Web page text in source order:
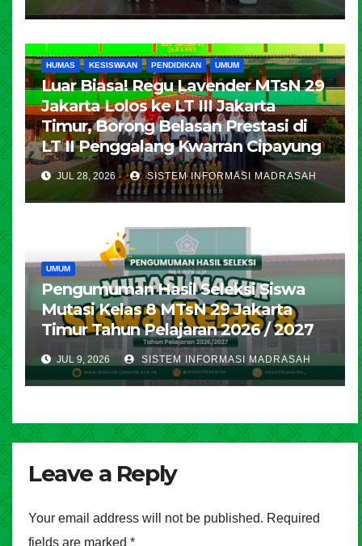
HUMAS KESISWAAN PENDIDIKAN UMUM
Luar Biasa! Regu Lavender MTsN 29
Jakarta Lolos ke LT III Jakarta
Timur, Borong Belasan Prestasi di
LT II Penggalang Kwarran Cipayung
JUL 28, 2026 SISTEM INFORMASI MADRASAH
UMUM
Pengumuman Hasil Seleksi Siswa
Mutasi Kelas 8 MTsN 29 Jakarta
Timur Tahun Pelajaran 2026 / 2027
JUL 9, 2026 SISTEM INFORMASI MADRASAH
Leave a Reply
Your email address will not be published. Required
fields are marked *